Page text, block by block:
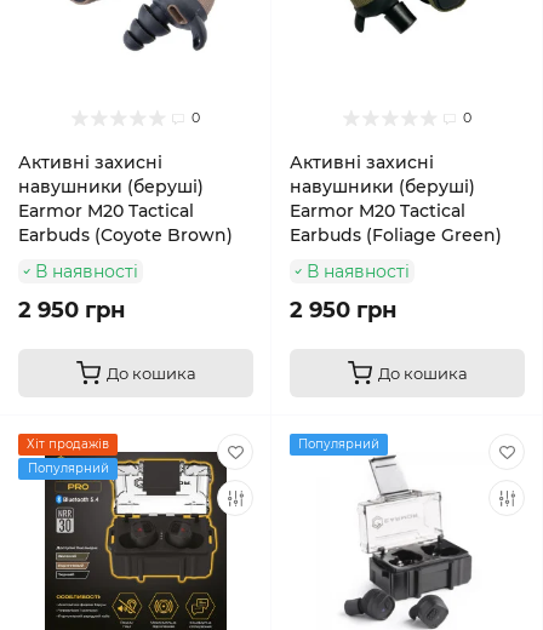
0
Активні захисні
навушники (беруші)
Earmor M20 Tactical
Earbuds (Coyote Brown)
В наявності
2 950 грн
До кошика
0
Активні захисні
навушники (беруші)
Earmor M20 Tactical
Earbuds (Foliage Green)
В наявності
2 950 грн
До кошика
Хіт продажів
Популярний
Популярний